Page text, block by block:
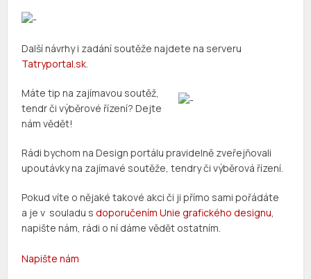
Další návrhy i zadání soutěže najdete na serveru
Tatryportal.sk
Máte tip na zajímavou soutěž,
tendr či výběrové řízení? Dejte
nám vědět!
Rádi bychom na Design portálu pravidelně zveřejňovali
upoutávky na zajímavé soutěže, tendry či výběrová řízení.
Pokud víte o nějaké takové akci či ji přímo sami pořádáte
a je v souladu sdoporučením Unie grafického designu
napište nám, rádi o ní dáme vědět ostatním.
Napište nám